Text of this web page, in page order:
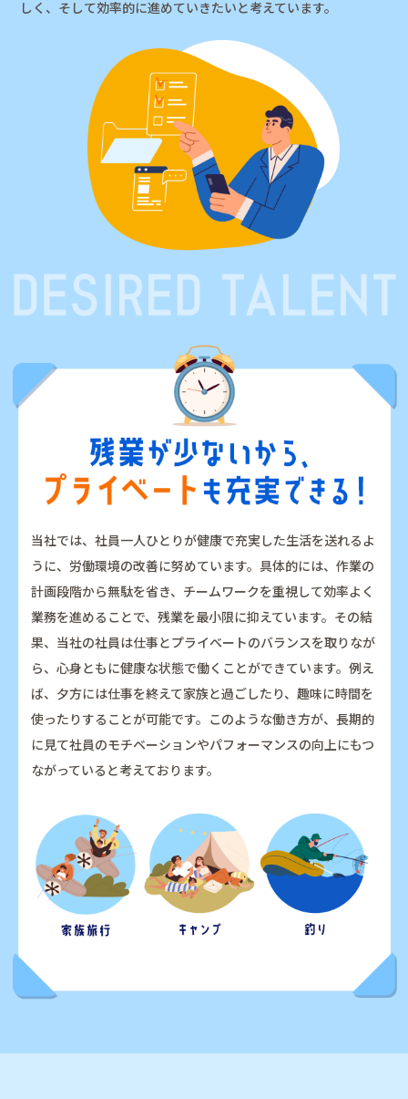
しく、そして効率的に進めていきたいと考えています。
当社では、社員一人ひとりが健康で充実した生活を送れるよ
うに、労働環境の改善に努めています。具体的には、作業の
計画段階から無駄を省き、チームワークを重視して効率よく
業務を進めることで、残業を最小限に抑えています。その結
果、当社の社員は仕事とプライベートのバランスを取りなが
ら、心身ともに健康な状態で働くことができています。例え
ば、夕方には仕事を終えて家族と過ごしたり、趣味に時間を
使ったりすることが可能です。このような働き方が、長期的
に見て社員のモチベーションやパフォーマンスの向上にもつ
ながっていると考えております。